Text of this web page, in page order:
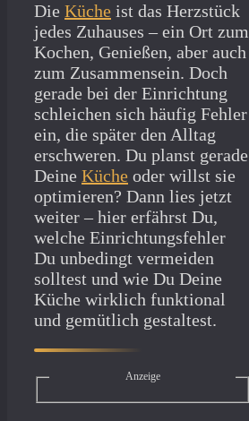
Die Küche ist das Herzstück
jedes Zuhauses – ein Ort zum
Kochen, Genießen, aber auch
zum Zusammensein. Doch
gerade bei der Einrichtung
schleichen sich häufig Fehler
ein, die später den Alltag
erschweren. Du planst gerade
Deine Küche oder willst sie
optimieren? Dann lies jetzt
weiter – hier erfährst Du,
welche Einrichtungsfehler
Du unbedingt vermeiden
solltest und wie Du Deine
Küche wirklich funktional
und gemütlich gestaltest.
Anzeige